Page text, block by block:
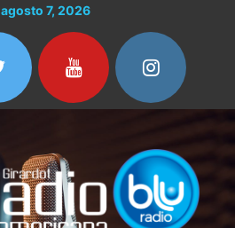
agosto 7, 2026